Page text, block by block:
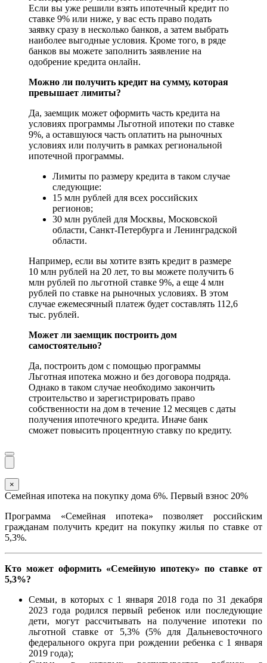
Если вы уже решили взять ипотечный кредит по
ставке 9% или ниже, у вас есть право подать
заявку сразу в несколько банков, а затем выбрать
наиболее выгодные условия. Кроме того, в ряде
банков вы можете заполнить заявление на
одобрение кредита онлайн.
Можно ли получить кредит на сумму, которая
превышает лимиты?
Да, заемщик может оформить часть кредита на
условиях программы Льготной ипотеки по ставке
9%, а оставшуюся часть оплатить на рыночных
условиях или получить в рамках региональной
ипотечной программы.
Лимиты по размеру кредита в таком случае
следующие:
15 млн рублей для всех российских
регионов;
30 млн рублей для Москвы, Московской
области, Санкт-Петербурга и Ленинградской
области.
Например, если вы хотите взять кредит в размере
10 млн рублей на 20 лет, то вы можете получить 6
млн рублей по льготной ставке 9%, а еще 4 млн
рублей по ставке на рыночных условиях. В этом
случае ежемесячный платеж будет составлять 112,6
тыс. рублей.
Может ли заемщик построить дом
самостоятельно?
Да, построить дом с помощью программы
Льготная ипотека можно и без договора подряда.
Однако в таком случае необходимо закончить
строительство и зарегистрировать право
собственности на дом в течение 12 месяцев с даты
получения ипотечного кредита. Иначе банк
сможет повысить процентную ставку по кредиту.
×
Семейная ипотека на покупку дома 6%. Первый взнос 20%
Программа «Семейная ипотека» позволяет российским
гражданам получить кредит на покупку жилья по ставке от
5,3%.
Кто может оформить «Семейную ипотеку» по ставке от
5,3%?
Семьи, в которых с 1 января 2018 года по 31 декабря
2023 года родился первый ребенок или последующие
дети, могут рассчитывать на получение ипотеки по
льготной ставке от 5,3% (5% для Дальневосточного
федерального округа при рождении ребенка с 1 января
2019 года);